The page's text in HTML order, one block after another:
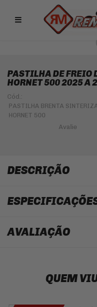
Remotox
10% OFF NO PIX
PASTILHA DE FREIO
HORNET 500 2025 A
Cód.:
PASTILHA BRENTA
HORNET 500
DESCRIÇÃO
AVALIAÇÃO
QUEM